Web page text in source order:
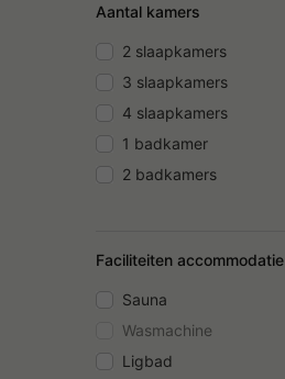
Aantal kamers
2 slaapkamers
3 slaapkamers
4 slaapkamers
1 badkamer
2 badkamers
Faciliteiten accommodatie
Sauna
Wasmachine
Ligbad